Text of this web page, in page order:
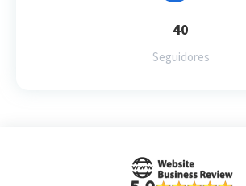
40
Seguidores